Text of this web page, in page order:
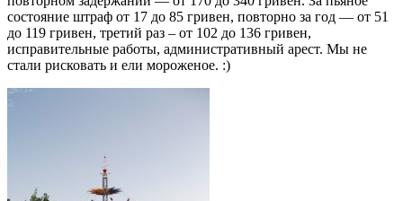
состояние штраф от 17 до 85 гривен, повторно за год — от 51
до 119 гривен, третий раз – от 102 до 136 гривен,
исправительные работы, административный арест. Мы не
стали рисковать и ели мороженое. :)